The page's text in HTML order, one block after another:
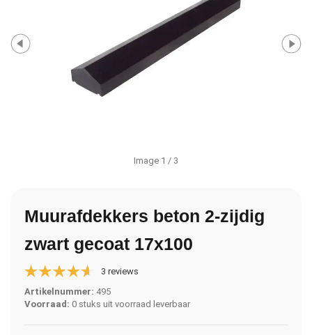
Image 1 / 3
Muurafdekkers beton 2-zijdig
zwart gecoat 17x100
3 reviews
Artikelnummer: 495
Voorraad: 0 stuks uit voorraad leverbaar